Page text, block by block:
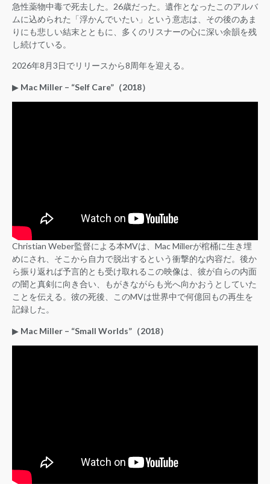
急性薬物中毒で死去した。26歳だった。遺作となったこのアルバ
ムに込められた「浮かんでいたい」という意志は、その後のあま
りにも悲しい結末とともに、多くのリスナーの心に深い余韻を残
し続けている。
2026年8月3日でリリースから8周年を迎える。
▶︎ Mac Miller – “Self Care”（2018）
Christian Weber監督による本MVは、Mac Millerが棺桶に生き埋
めにされ、そこから自力で脱出するという衝撃的な内容だ。後か
ら振り返れば予言的とも受け取れるこの映像は、彼が自らの内面
の闇と真剣に向き合い、もがきながらも光へ向かおうとしていた
ことを伝える。彼の死後、このMVは世界中で何億回もの再生を
記録した。
▶︎ Mac Miller – “Small Worlds”（2018）